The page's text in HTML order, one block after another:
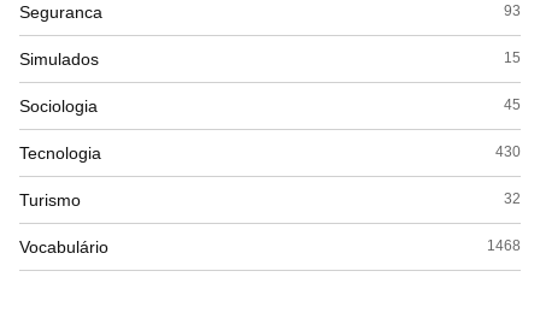
Seguranca 93
Simulados 15
Sociologia 45
Tecnologia 430
Turismo 32
Vocabulário 1468